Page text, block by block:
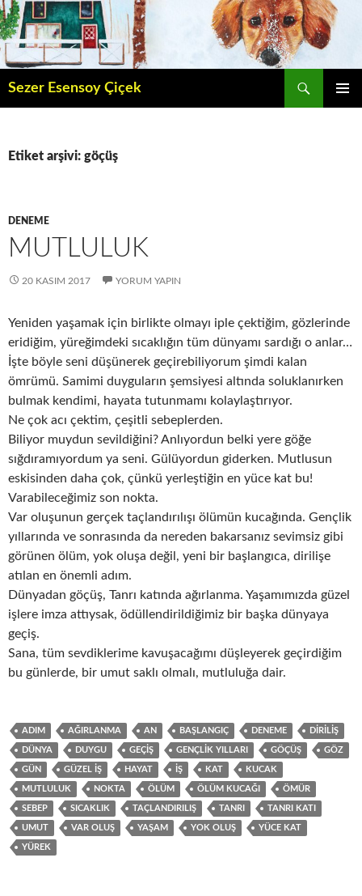
İçeriğe
atla
Sezer Esensoy Çiçek
Etiket arşivi: göçüş
DENEME
MUTLULUK
20 KASIM 2017 YORUM YAPIN
Yeniden yaşamak için birlikte olmayı iple çektiğim, gözlerinde
eridiğim, yüreğimdeki sıcaklığın tüm dünyamı sardığı o anlar…
İşte böyle seni düşünerek geçirebiliyorum şimdi kalan
ömrümü. Samimi duyguların şemsiyesi altında soluklanırken
bulmak kendimi, hayata tutunmamı kolaylaştırıyor.
Ne çok acı çektim, çeşitli sebeplerden.
Biliyor muydun sevildiğini? Anlıyordun belki yere göğe
sığdıramıyordum ya seni. Gülüyordun giderken. Mutlusun
eskisinden daha çok, çünkü yerleştiğin en yüce kat bu!
Varabileceğimiz son nokta.
Var oluşunun gerçek taçlandırılışı ölümün kucağında. Gençlik
yıllarında ve sonrasında da nereden bakarsanız sevimsiz gibi
görünen ölüm, yok oluşa değil, yeni bir başlangıca, dirilişe
atılan en önemli adım.
Dünyadan göçüş, Tanrı katında ağırlanma. Yaşamımızda güzel
işlere imza attıysak, ödüllendirildiğimiz bir başka dünyaya
geçiş.
Sana, tüm sevdiklerime kavuşacağımı düşleyerek geçirdiğim
bu günlerde, bir umut saklı olmalı, mutluluğa dair.
ADIM AĞIRLANMA AN BAŞLANGIÇ DENEME DIRILIŞ
DÜNYA DUYGU GEÇIŞ GENÇLIK YILLARI GÖÇÜŞ GÖZ
GÜN GÜZEL IŞ HAYAT IŞ KAT KUCAK
MUTLULUK NOKTA ÖLÜM ÖLÜM KUCAĞI ÖMÜR
SEBEP SICAKLIK TAÇLANDIRILIŞ TANRI TANRI KATI
UMUT VAR OLUŞ YAŞAM YOK OLUŞ YÜCE KAT
YÜREK